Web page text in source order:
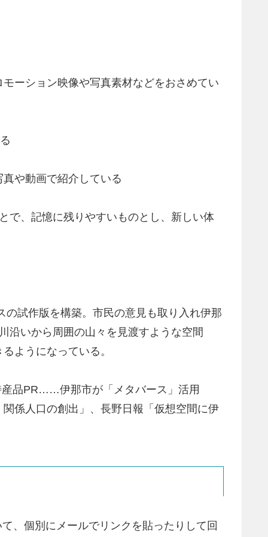
ーション映像や写真素材などをおさめてい
や動画で紹介している
で、記憶に残りやすいものとし、新しい体
試作版を構築。市民の意見も取り入れ伊那
沿いから周囲の山々を見渡すような空間
ようになっている。
品PR……伊那市が「メタバース」活用
係人口の創出」、長野日報「仮想空間に伊
、個別にメールでリンクを貼ったりして回